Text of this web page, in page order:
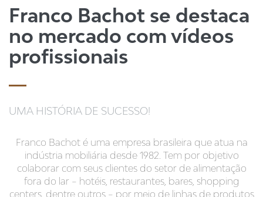
Franco Bachot se destaca
no mercado com vídeos
profissionais
UMA HISTÓRIA DE SUCESSO!
Franco Bachot é uma empresa brasileira que atua na
indústria mobiliária desde 1982. Tem por objetivo
colaborar com seus clientes do setor de alimentação
fora do lar – hotéis, restaurantes, bares, shopping
centers, dentre outros – por meio de linhas de produtos